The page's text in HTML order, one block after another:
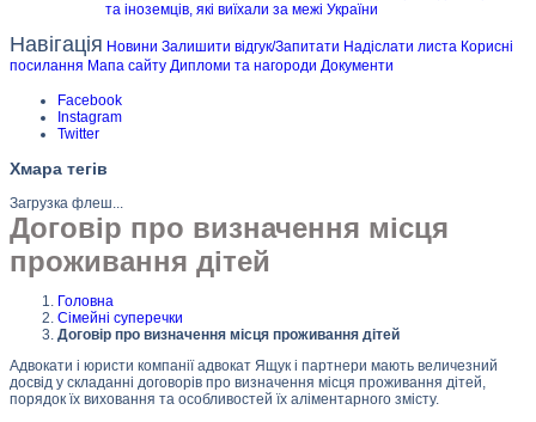
та іноземців, які виїхали за межі України
Навігація Новини Залишити відгук/Запитати Надіслати листа Корисні
посилання Мапа сайту Дипломи та нагороди Документи
Facebook
Instagram
Twitter
Хмара тегів
Загрузка флеш...
Договір про визначення місця
проживання дітей
Головна
Сімейні суперечки
Договір про визначення місця проживання дітей
Адвокати і юристи компанії адвокат Ящук і партнери мають величезний
досвід у складанні договорів про визначення місця проживання дітей,
порядок їх виховання та особливостей їх аліментарного змісту.